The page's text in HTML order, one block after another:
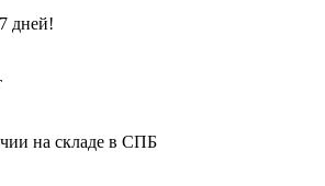
7 дней!
на складе в СПБ